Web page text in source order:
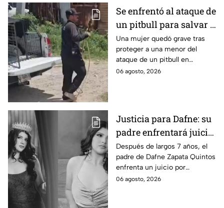
Se enfrentó al ataque de
un pitbull para salvar a
una menor; hoy lucha
por su vida en Zapopan
Una mujer quedó grave tras
proteger a una menor del
ataque de un pitbull en
Zapopan; la víctima sufrió
06 agosto, 2026
Justicia para Dafne: su
padre enfrentará juicio
por presunto abuso
cometido en 2019 en
Tamaulipas
Después de largos 7 años, el
padre de Dafne Zapata Quintos
enfrenta un juicio por
presuntamente abusar de la
06 agosto, 2026